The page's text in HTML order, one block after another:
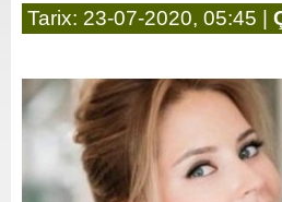
Tarix: 23-07-2020, 05:45 |